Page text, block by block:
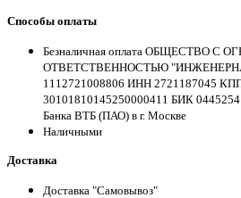
Способы оплаты
Безналичная оплата ОБЩЕСТВО С
ОТВЕТСТВЕННОСТЬЮ
1112721008806 ИНН 2721187045
30101810145250000411 БИК
Банка ВТБ (ПАО) в г. Москве
Наличными
Доставка
Доставка "Самовывоз"